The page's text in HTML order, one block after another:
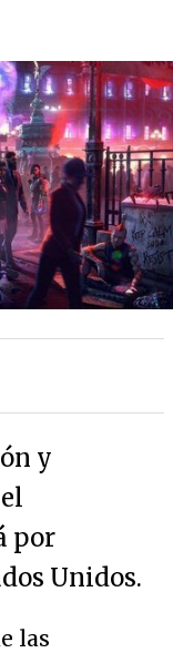
y
por
Unidos.
las